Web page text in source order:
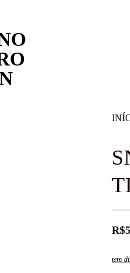
R$
tem